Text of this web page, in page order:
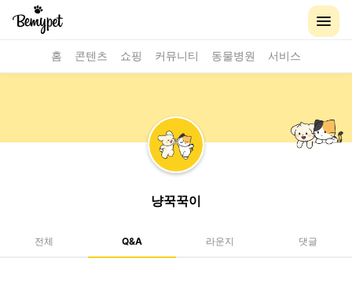
홈 콘텐츠 쇼핑 커뮤니티 동물병원 서비스
냥꾹꾹이
전체 Q&A 라운지 댓글